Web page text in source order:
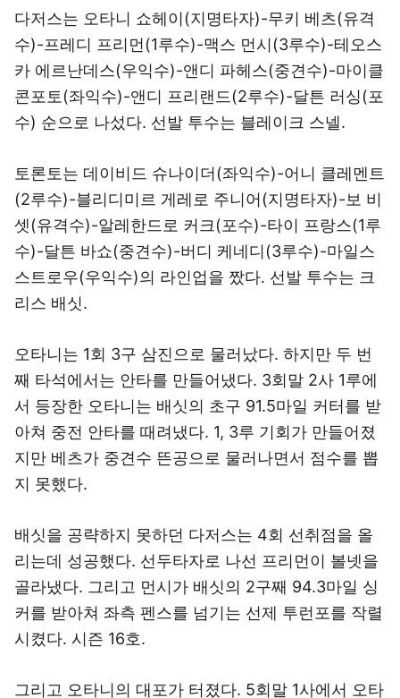
다저스는 오타니 쇼헤이(지명타자)-무키 베츠(유격
수)-프레디 프리먼(1루수)-맥스 먼시(3루수)-테오스
카 에르난데스(우익수)-앤디 파헤스(중견수)-마이클
콘포토(좌익수)-앤디 프리랜드(2루수)-달튼 러싱(포
수) 순으로 나섰다. 선발 투수는 블레이크 스넬.
토론토는 데이비드 슈나이더(좌익수)-어니 클레멘트
(2루수)-블리디미르 게레로 주니어(지명타자)-보 비
셋(유격수)-알레한드로 커크(포수)-타이 프랑스(1루
수)-달튼 바쇼(중견수)-버디 케네디(3루수)-마일스
스트로우(우익수)의 라인업을 짰다. 선발 투수는 크
리스 배싯.
오타니는 1회 3구 삼진으로 물러났다. 하지만 두 번
째 타석에서는 안타를 만들어냈다. 3회말 2사 1루에
서 등장한 오타니는 배싯의 초구 91.5마일 커터를 받
아쳐 중전 안타를 때려냈다. 1, 3루 기회가 만들어졌
지만 베츠가 중견수 뜬공으로 물러나면서 점수를 뽑
지 못했다.
배싯을 공략하지 못하던 다저스는 4회 선취점을 올
리는데 성공했다. 선두타자로 나선 프리먼이 볼넷을
골라냈다. 그리고 먼시가 배싯의 2구째 94.3마일 싱
커를 받아쳐 좌측 펜스를 넘기는 선제 투런포를 작렬
시켰다. 시즌 16호.
그리고 오타니의 대포가 터졌다. 5회말 1사에서 오타